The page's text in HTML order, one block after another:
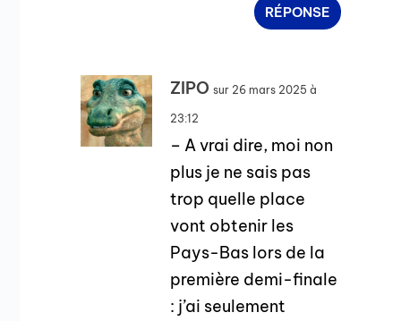
RÉPONSE
ZIPO sur 26 mars 2025 à
23:12
– A vrai dire, moi non
plus je ne sais pas
trop quelle place
vont obtenir les
Pays-Bas lors de la
première demi-finale
: j’ai seulement